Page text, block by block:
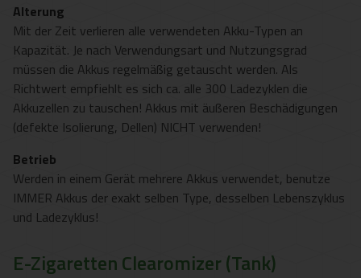
Alterung
Mit der Zeit verlieren alle verwendeten Akku-Typen an
Kapazität. Je nach Verwendungsart und Nutzungsgrad
müssen die Akkus regelmäßig getauscht werden. Als
Richtwert empfiehlt es sich ca. alle 300 Ladezyklen die
Akkuzellen zu tauschen! Akkus mit äußeren Beschädigungen
(defekte Isolierung, Dellen) NICHT verwenden!
Betrieb
Werden in einem Gerät mehrere Akkus verwendet, benutze
IMMER Akkus der exakt selben Type, desselben Lebenszyklus
und Ladezyklus!
E-Zigaretten Clearomizer (Tank)